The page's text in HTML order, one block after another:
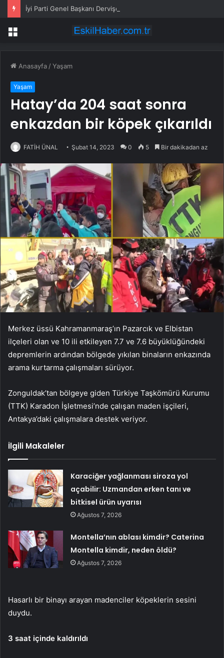
Menü
Anasayfa /Yaşam
Yaşam
Hatay’da 204 saat sonra
enkazdan bir köpek çıkarıldı
FATİH ÜNAL Şubat 14, 2023 0 5 Bir dakikadan az
Merkez üssü Kahramanmaraş’ın Pazarcık ve Elbistan
ilçeleri olan ve 10 ili etkileyen 7.7 ve 7.6 büyüklüğündeki
depremlerin ardından bölgede yıkılan binaların enkazında
arama kurtarma çalışmaları sürüyor.
Zonguldak’tan bölgeye giden Türkiye Taşkömürü Kurumu
(TTK) Karadon İşletmesi’nde çalışan maden işçileri,
Antakya’daki çalışmalara destek veriyor.
İlgili Makaleler
Karaciğer yağlanması siroza yol
açabilir: Uzmandan erken tanı ve
bitkisel ürün uyarısı
Ağustos 7, 2026
Montella’nın ablası kimdir? Caterina
Montella kimdir, neden öldü?
Ağustos 7, 2026
Hasarlı bir binayı arayan madenciler köpeklerin sesini
duydu.
3 saat içinde kaldırıldı